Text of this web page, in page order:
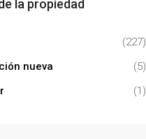
la propiedad
(227)
nueva
(5)
(1)